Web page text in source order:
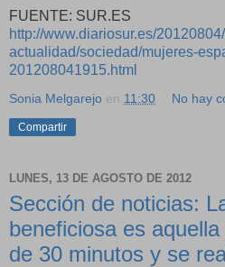
FUENTE: SUR.ES
http://www.diariosur.es/
actualidad/sociedad/mujeres-
201208041915.html
Sonia Melgarejo en 11:30 No hay
Compartir
LUNES, 13 DE AGOSTO DE 2012
Sección de noticias:
beneficiosa es
de 30 minutos y se